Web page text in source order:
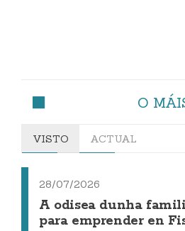
O
VISTO ACTUAL
28/07/2026
A odisea dunha
para emprender en